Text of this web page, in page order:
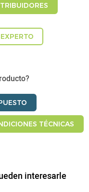
TÉCNICAS
interesarle